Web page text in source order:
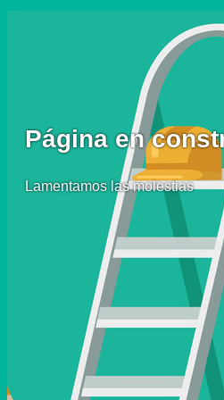
Página en
Lamentamos las molestias